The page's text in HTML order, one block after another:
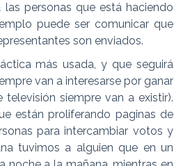
personas que está haciendo
puede ser comunicar que
son enviados.
más usada, y que seguirá
van a interesarse por ganar
siempre van a existir).
están proliferando paginas de
para intercambiar votos y
tuvimos a alguien que en un